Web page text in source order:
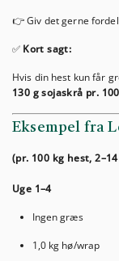
👉 Giv det gerne
✅ Kort sagt:
Hvis din hest kun får
130 g sojaskrå pr.
Eksempel fra
(pr. 100 kg hest,
Uge 1–4
Ingen græs
1,0 kg hø/wrap